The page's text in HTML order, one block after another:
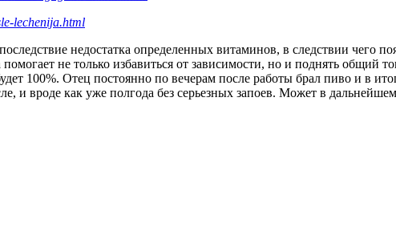
lechenija.html
недостатка определенных витаминов, в следствии чего
не только избавиться от зависимости, но и поднять общий
100%. Отец постоянно по вечерам после работы брал пиво и в
и вроде как уже полгода без серьезных запоев. Может в